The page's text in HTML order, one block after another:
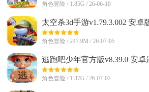
角色冒险 / 1.85G / 26-06-10
太空杀3d手游v1.79.3.002 安卓
角色冒险 / 247.9M / 26-07-05
逃跑吧少年官方版v8.39.0 安卓
角色冒险 / 1.37G / 26-07-02